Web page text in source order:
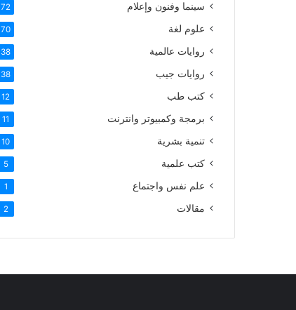
سينما وفنون وإعلام 72
علوم لغة 70
روايات عالمية 38
روايات جيب 38
كتب طب 12
برمجة وكمبيوتر وانترنت 11
تنمية بشرية 10
كتب علمية 5
علم نفس واجتماع 1
مقالات 2